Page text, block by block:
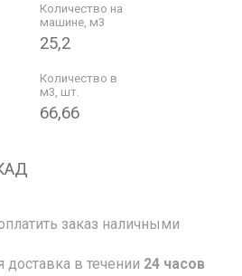
Количество на
машине, м3
25,2
Количество в
м3, шт.
66,66
заказ наличными
доставка в течении 24 часов